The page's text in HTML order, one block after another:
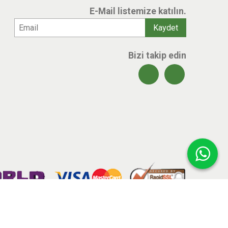
E-Mail listemize katılın.
Bizi takip edin